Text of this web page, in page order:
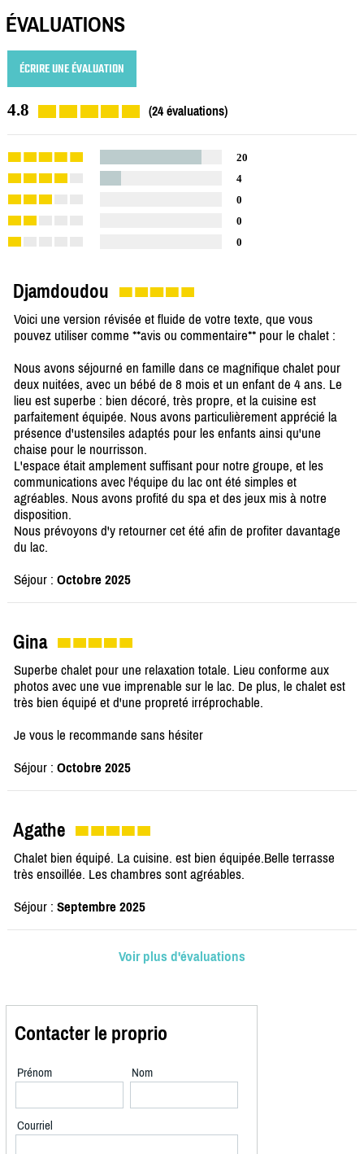
ÉVALUATIONS
ÉCRIRE UNE ÉVALUATION
4.8 (24 évaluations)
20
4
0
0
0
Djamdoudou
Voici une version révisée et fluide de votre texte, que vous
pouvez utiliser comme **avis ou commentaire** pour le chalet :
Nous avons séjourné en famille dans ce magnifique chalet pour
deux nuitées, avec un bébé de 8 mois et un enfant de 4 ans. Le
lieu est superbe : bien décoré, très propre, et la cuisine est
parfaitement équipée. Nous avons particulièrement apprécié la
présence d'ustensiles adaptés pour les enfants ainsi qu'une
chaise pour le nourrisson.
L'espace était amplement suffisant pour notre groupe, et les
communications avec l'équipe du lac ont été simples et
agréables. Nous avons profité du spa et des jeux mis à notre
disposition.
Nous prévoyons d'y retourner cet été afin de profiter davantage
du lac.
Séjour : Octobre 2025
Gina
Superbe chalet pour une relaxation totale. Lieu conforme aux
photos avec une vue imprenable sur le lac. De plus, le chalet est
très bien équipé et d'une propreté irréprochable.
Je vous le recommande sans hésiter
Séjour : Octobre 2025
Agathe
Chalet bien équipé. La cuisine. est bien équipée.Belle terrasse
très ensoillée. Les chambres sont agréables.
Séjour : Septembre 2025
Voir plus d'évaluations
Contacter le proprio
Prénom Nom
Courriel